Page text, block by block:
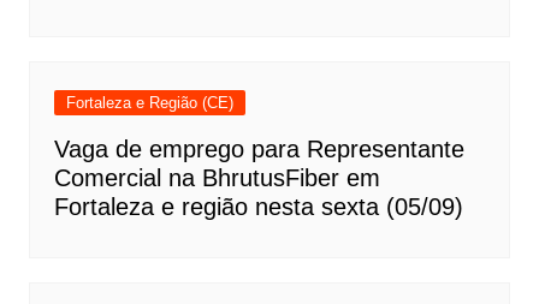
Fortaleza e Região (CE)
Vaga de emprego para Representante
Comercial na BhrutusFiber em
Fortaleza e região nesta sexta (05/09)